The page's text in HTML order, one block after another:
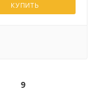
КУПИТЬ
9